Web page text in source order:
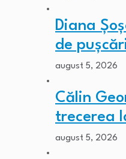
Diana
de
august 5, 2026
Călin
trecerea
august 5, 2026